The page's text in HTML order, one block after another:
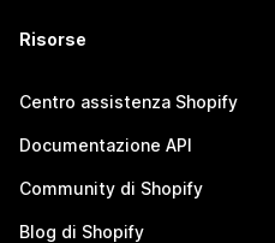
Risorse
Centro assistenza Shopify
Documentazione API
Community di Shopify
Blog di Shopify